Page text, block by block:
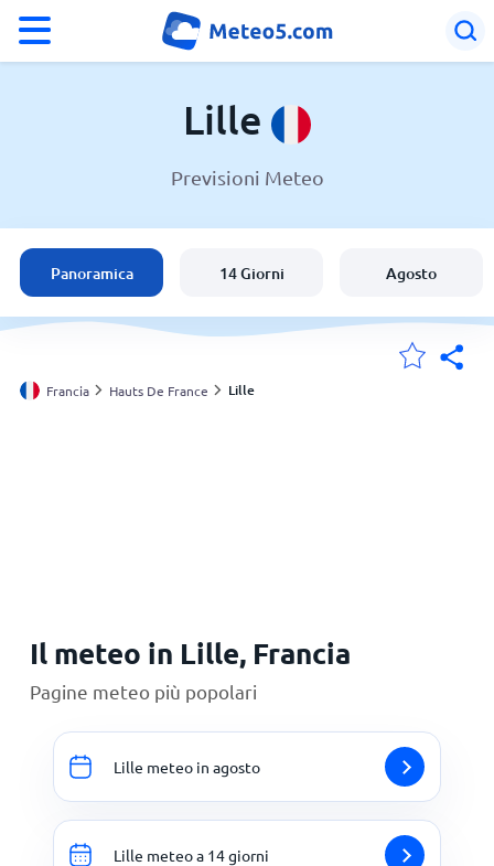
Francia
Italia
Svizzera
Lille
Previsioni Meteo
Panoramica 14 Giorni Agosto
Francia Hauts De France Lille
Il meteo in Lille, Francia
Pagine meteo più popolari
Lille meteo in agosto
Lille meteo a 14 giorni